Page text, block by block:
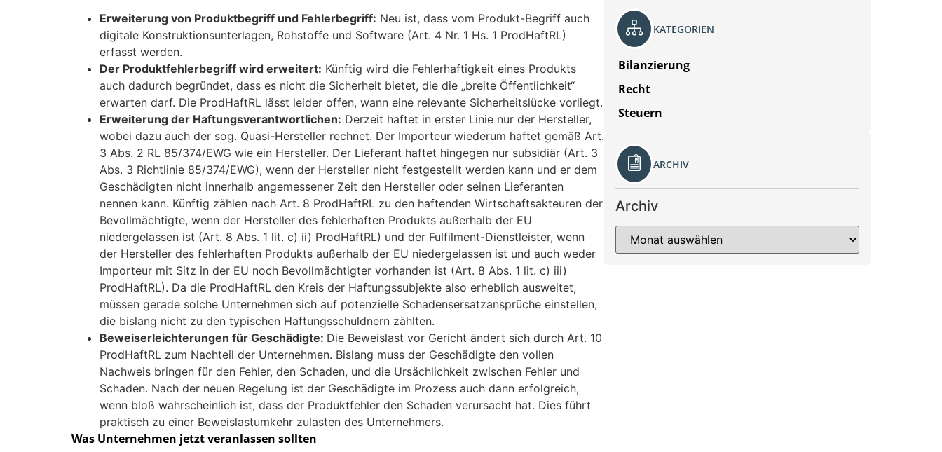
Erweiterung von Produktbegriff und Fehlerbegriff: Neu ist, dass vom Produkt-Begriff auch
digitale Konstruktionsunterlagen, Rohstoffe und Software (Art. 4 Nr. 1 Hs. 1 ProdHaftRL)
erfasst werden.
Der Produktfehlerbegriff wird erweitert: Künftig wird die Fehlerhaftigkeit eines Produkts
auch dadurch begründet, dass es nicht die Sicherheit bietet, die die „breite Öffentlichkeit“
erwarten darf. Die ProdHaftRL lässt leider offen, wann eine relevante Sicherheitslücke vorliegt.
Erweiterung der Haftungsverantwortlichen: Derzeit haftet in erster Linie nur der Hersteller,
wobei dazu auch der sog. Quasi-Hersteller rechnet. Der Importeur wiederum haftet gemäß Art.
3 Abs. 2 RL 85/374/EWG wie ein Hersteller. Der Lieferant haftet hingegen nur subsidiär (Art. 3
Abs. 3 Richtlinie 85/374/EWG), wenn der Hersteller nicht festgestellt werden kann und er dem
Geschädigten nicht innerhalb angemessener Zeit den Hersteller oder seinen Lieferanten
nennen kann. Künftig zählen nach Art. 8 ProdHaftRL zu den haftenden Wirtschaftsakteuren der
Bevollmächtigte, wenn der Hersteller des fehlerhaften Produkts außerhalb der EU
niedergelassen ist (Art. 8 Abs. 1 lit. c) ii) ProdHaftRL) und der Fulfilment-Dienstleister, wenn
der Hersteller des fehlerhaften Produkts außerhalb der EU niedergelassen ist und auch weder
Importeur mit Sitz in der EU noch Bevollmächtigter vorhanden ist (Art. 8 Abs. 1 lit. c) iii)
ProdHaftRL). Da die ProdHaftRL den Kreis der Haftungssubjekte also erheblich ausweitet,
müssen gerade solche Unternehmen sich auf potenzielle Schadensersatzansprüche einstellen,
die bislang nicht zu den typischen Haftungsschuldnern zählten.
Beweiserleichterungen für Geschädigte: Die Beweislast vor Gericht ändert sich durch Art. 10
ProdHaftRL zum Nachteil der Unternehmen. Bislang muss der Geschädigte den vollen
Nachweis bringen für den Fehler, den Schaden, und die Ursächlichkeit zwischen Fehler und
Schaden. Nach der neuen Regelung ist der Geschädigte im Prozess auch dann erfolgreich,
wenn bloß wahrscheinlich ist, dass der Produktfehler den Schaden verursacht hat. Dies führt
praktisch zu einer Beweislastumkehr zulasten des Unternehmers.
Was Unternehmen jetzt veranlassen sollten
KATEGORIEN
Bilanzierung
Recht
Steuern
ARCHIV
Archiv